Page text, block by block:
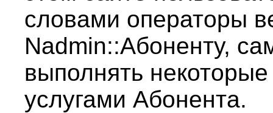
словами операторы
Nadmin::Абоненту,
выполнять
услугами Абонента.